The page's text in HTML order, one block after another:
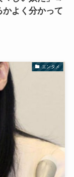
かよく分かって
エンタメ